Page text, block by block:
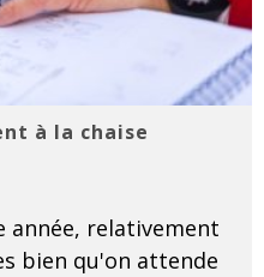
à la chaise
année, relativement
bien qu'on attende